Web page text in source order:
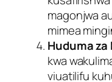
magonjwa
mimea
Huduma
kwa
viuatilifu